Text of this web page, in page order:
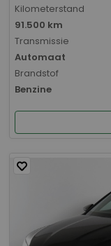
Kilometerstand
91.500 km
Transmissie
Automaat
Brandstof
Benzine